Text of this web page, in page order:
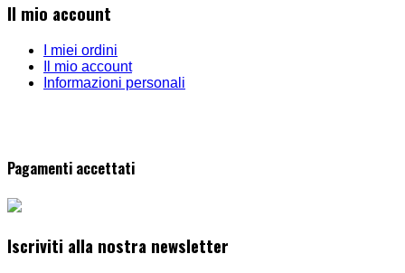
Il mio account
I miei ordini
Il mio account
Informazioni personali
Pagamenti accettati
Iscriviti alla nostra newsletter